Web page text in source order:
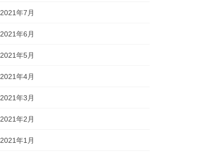
2021年7月
2021年6月
2021年5月
2021年4月
2021年3月
2021年2月
2021年1月